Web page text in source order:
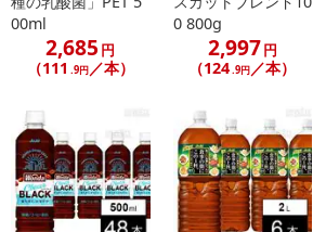
00ml
2,685 円
（111 .9円／本）
0 800g
2,997円
（124 .9円 ／本）